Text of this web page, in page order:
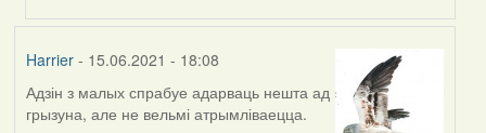
Harrier- 15.06.2021 - 18:08
Адзін з малых спрабуе адарваць нешта ад
грызуна, але не вельмі атрымліваецца.